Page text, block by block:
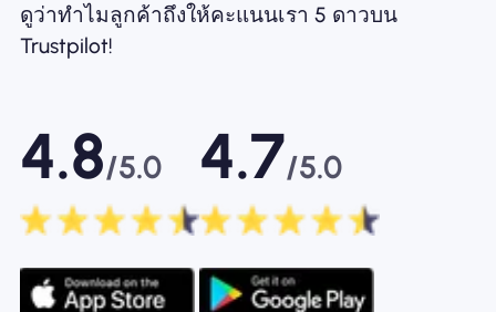
ดูว่าทำไมลูกค้าถึงให้คะแนนเรา 5 ดาวบน
Trustpilot!
4.8/5.0 4.7/5.0